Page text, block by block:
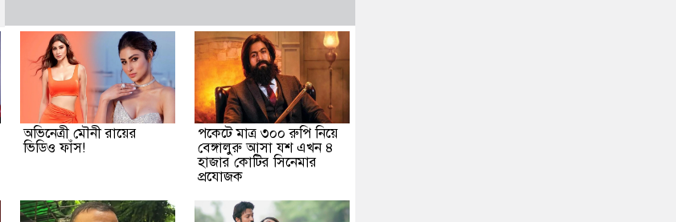
অভিনেত্রী মৌনী রায়ের
ভিডিও ফাঁস!
পকেটে মাত্র ৩০০ রুপি নিয়ে
বেঙ্গালুরু আসা যশ এখন ৪
হাজার কোটির সিনেমার
প্রযোজক